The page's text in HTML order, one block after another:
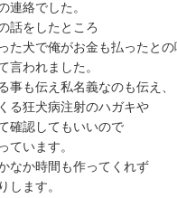
連絡でした。
話をしたところ
た犬で俺がお金も払ったと
言われました。
事も伝え私名義なのも伝え、
る狂犬病注射のハガキや
確認してもいいので
ています。
なか時間も作ってくれず
します。